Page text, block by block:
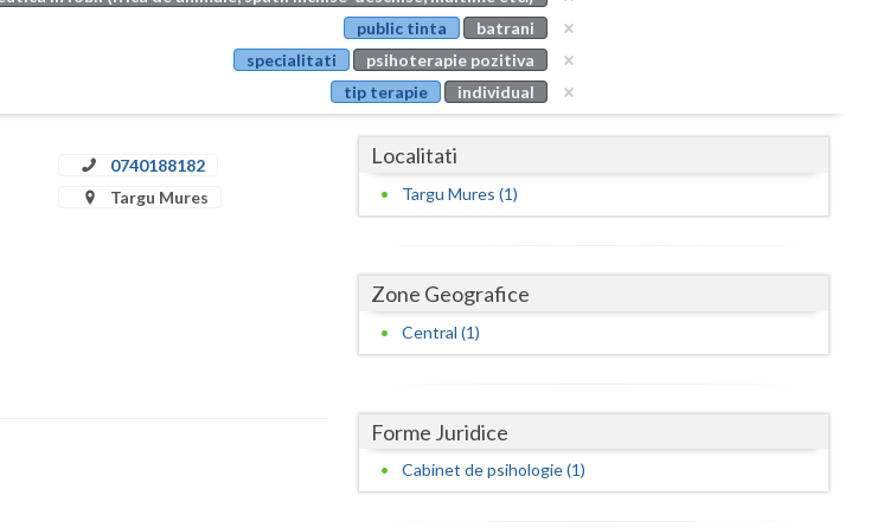
Buzau
Calarasi
Caras-Severin
Gorj
public tinta
batrani
specialitati
psihoterapie pozitiva
tip terapie
individual
0740188182
Targu Mures
Localitati
Targu Mures (1)
Zone Geografice
Central (1)
Forme Juridice
Cabinet de psihologie (1)